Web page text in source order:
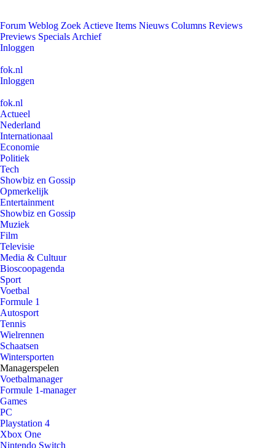
Forum Weblog Zoek Actieve Items Nieuws Columns Reviews
Previews Specials Archief
Inloggen
fok.nl
Inloggen
fok.nl
Actueel
Nederland
Internationaal
Economie
Politiek
Tech
Showbiz en Gossip
Opmerkelijk
Entertainment
Showbiz en Gossip
Muziek
Film
Televisie
Media & Cultuur
Bioscoopagenda
Sport
Voetbal
Formule 1
Autosport
Tennis
Wielrennen
Schaatsen
Wintersporten
Managerspelen
Voetbalmanager
Formule 1-manager
Games
PC
Playstation 4
Xbox One
Nintendo Switch